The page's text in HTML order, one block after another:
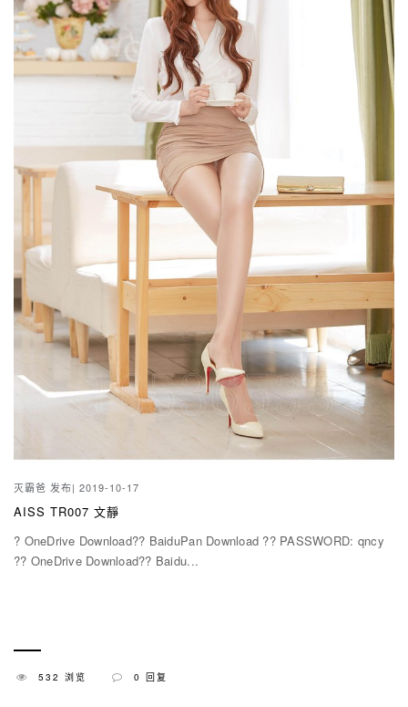
灭霸爸 发布| 2019-10-17
AISS TR007 文靜
? OneDrive Download?? BaiduPan Download ?? PASSWORD: qncy
?? OneDrive Download?? Baidu...
532 浏览 0 回复